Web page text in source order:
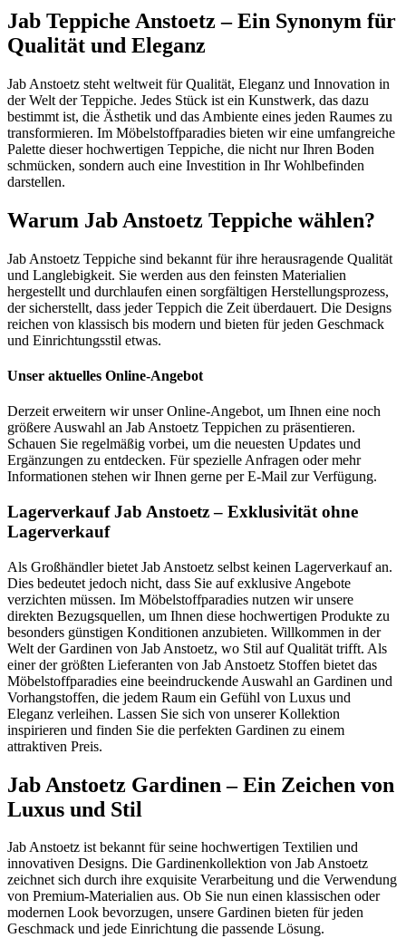
Jab Teppiche Anstoetz – Ein Synonym für
Qualität und Eleganz
Jab Anstoetz steht weltweit für Qualität, Eleganz und Innovation in
der Welt der Teppiche. Jedes Stück ist ein Kunstwerk, das dazu
bestimmt ist, die Ästhetik und das Ambiente eines jeden Raumes zu
transformieren. Im Möbelstoffparadies bieten wir eine umfangreiche
Palette dieser hochwertigen Teppiche, die nicht nur Ihren Boden
schmücken, sondern auch eine Investition in Ihr Wohlbefinden
darstellen.
Warum Jab Anstoetz Teppiche wählen?
Jab Anstoetz Teppiche sind bekannt für ihre herausragende Qualität
und Langlebigkeit. Sie werden aus den feinsten Materialien
hergestellt und durchlaufen einen sorgfältigen Herstellungsprozess,
der sicherstellt, dass jeder Teppich die Zeit überdauert. Die Designs
reichen von klassisch bis modern und bieten für jeden Geschmack
und Einrichtungsstil etwas.
Unser aktuelles Online-Angebot
Derzeit erweitern wir unser Online-Angebot, um Ihnen eine noch
größere Auswahl an Jab Anstoetz Teppichen zu präsentieren.
Schauen Sie regelmäßig vorbei, um die neuesten Updates und
Ergänzungen zu entdecken. Für spezielle Anfragen oder mehr
Informationen stehen wir Ihnen gerne per E-Mail zur Verfügung.
Lagerverkauf Jab Anstoetz – Exklusivität ohne
Lagerverkauf
Als Großhändler bietet Jab Anstoetz selbst keinen Lagerverkauf an.
Dies bedeutet jedoch nicht, dass Sie auf exklusive Angebote
verzichten müssen. Im Möbelstoffparadies nutzen wir unsere
direkten Bezugsquellen, um Ihnen diese hochwertigen Produkte zu
besonders günstigen Konditionen anzubieten. Willkommen in der
Welt der Gardinen von Jab Anstoetz, wo Stil auf Qualität trifft. Als
einer der größten Lieferanten von Jab Anstoetz Stoffen bietet das
Möbelstoffparadies eine beeindruckende Auswahl an Gardinen und
Vorhangstoffen, die jedem Raum ein Gefühl von Luxus und
Eleganz verleihen. Lassen Sie sich von unserer Kollektion
inspirieren und finden Sie die perfekten Gardinen zu einem
attraktiven Preis.
Jab Anstoetz Gardinen – Ein Zeichen von
Luxus und Stil
Jab Anstoetz ist bekannt für seine hochwertigen Textilien und
innovativen Designs. Die Gardinenkollektion von Jab Anstoetz
zeichnet sich durch ihre exquisite Verarbeitung und die Verwendung
von Premium-Materialien aus. Ob Sie nun einen klassischen oder
modernen Look bevorzugen, unsere Gardinen bieten für jeden
Geschmack und jede Einrichtung die passende Lösung.